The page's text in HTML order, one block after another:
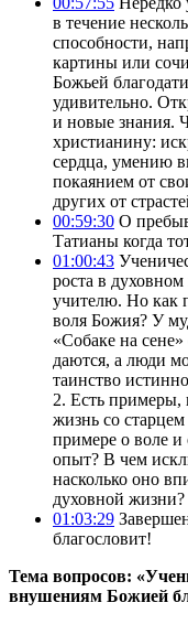
в течение
способности,
картины или
Божьей
удивительно.
и новые знания.
христианину:
сердца, умению
покаянием от
других от
00:59:30 О
Татианы когда
01:00:43
роста в
учителю. Но как
воля Божия? У
«Собаке на
даются, а люди
таинство
2. Есть
жизнь со
примере о воле и
опыт? В чем
насколько оно
духовной жизни?
01:03:29
благословит!
Тема вопросов:
внушениям Божией